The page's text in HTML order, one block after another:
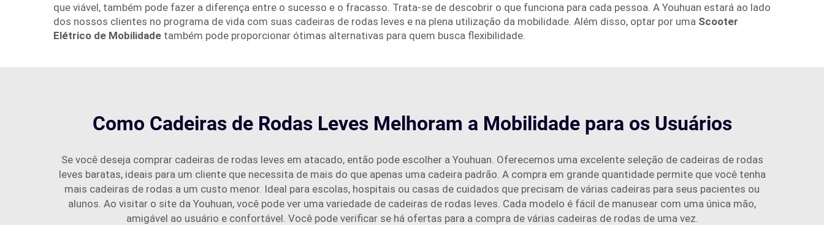
que viável, também pode fazer a diferença entre o sucesso e o fracasso. Trata-se de descobrir o que funciona para cada pessoa. A Youhuan estará ao lado
dos nossos clientes no programa de vida com suas cadeiras de rodas leves e na plena utilização da mobilidade. Além disso, optar por uma Scooter
Elétrico de Mobilidade também pode proporcionar ótimas alternativas para quem busca flexibilidade.
Como Cadeiras de Rodas Leves Melhoram a Mobilidade para os Usuários
Se você deseja comprar cadeiras de rodas leves em atacado, então pode escolher a Youhuan. Oferecemos uma excelente seleção de cadeiras de rodas
leves baratas, ideais para um cliente que necessita de mais do que apenas uma cadeira padrão. A compra em grande quantidade permite que você tenha
mais cadeiras de rodas a um custo menor. Ideal para escolas, hospitais ou casas de cuidados que precisam de várias cadeiras para seus pacientes ou
alunos. Ao visitar o site da Youhuan, você pode ver uma variedade de cadeiras de rodas leves. Cada modelo é fácil de manusear com uma única mão,
amigável ao usuário e confortável. Você pode verificar se há ofertas para a compra de várias cadeiras de rodas de uma vez.